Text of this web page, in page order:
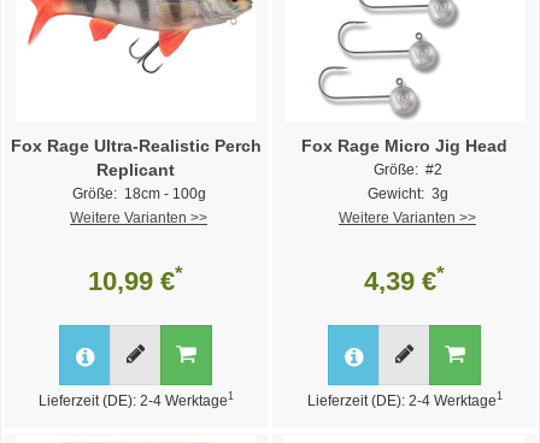
Fox Rage Ultra-Realistic Perch
Replicant
Größe: 18cm - 100g
Weitere Varianten >>
10,99 €*
Lieferzeit (DE): 2-4 Werktage1
Fox Rage Micro Jig Head
Größe: #2
Gewicht: 3g
Weitere Varianten >>
4,39 €*
Lieferzeit (DE): 2-4 Werktage1